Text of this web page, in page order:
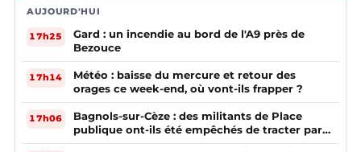
AUJOURD'HUI
17h25
Gard : un incendie au bord de l'A9 près de
Bezouce
17h14
Météo : baisse du mercure et retour des
orages ce week-end, où vont-ils frapper ?
17h06
Bagnols-sur-Cèze : des militants de Place
publique ont-ils été empêchés de tracter par
la mairie ?